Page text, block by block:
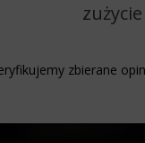
zużycie
zbierane